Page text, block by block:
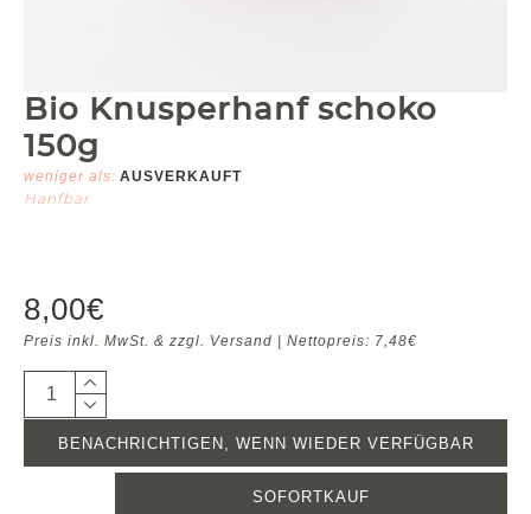
Bio Knusperhanf schoko
150g
weniger als: AUSVERKAUFT
Hanfbar
8,00€
Preis inkl. MwSt. & zzgl. Versand | Nettopreis: 7,48€
BENACHRICHTIGEN, WENN WIEDER VERFÜGBAR
SOFORTKAUF